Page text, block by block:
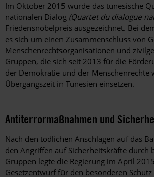
Im Oktober 2015 wurde das tunesische
nationalen Dialog (Quartet du dialogue
Friedensnobelpreis ausgezeichnet. Bei
es sich um einen Zusammenschluss von
Menschenrechtsorganisationen und
Gruppen, die sich seit 2013 für die
der Demokratie und der Menschenrechte
Übergangszeit in Tunesien einsetzen.
Antiterrormaßnahmen und
Nach den tödlichen Anschlägen auf das
den Angriffen auf Sicherheitskräfte durch
Gruppen legte die Regierung im April
Gesetzentwurf für den besonderen